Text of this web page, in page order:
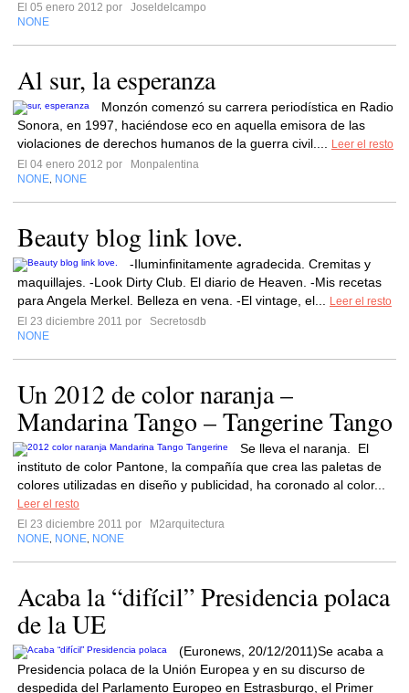
El 05 enero 2012 por
Joseldelcampo
NONE
Al sur, la esperanza
Monzón comenzó su carrera periodística en Radio
Sonora, en 1997, haciéndose eco en aquella emisora de las
violaciones de derechos humanos de la guerra civil....
Leer el resto
El 04 enero 2012 por
Monpalentina
NONE NONE
Beauty blog link love.
-Iluminfinitamente agradecida. Cremitas y
maquillajes. -Look Dirty Club. El diario de Heaven. -Mis recetas
para Angela Merkel. Belleza en vena. -El vintage, el...
Leer el resto
El 23 diciembre 2011 por
Secretosdb
NONE
Un 2012 de color naranja –
Mandarina Tango – Tangerine Tango
Se lleva el naranja. El
instituto de color Pantone, la compañía que crea las paletas de
colores utilizadas en diseño y publicidad, ha coronado al color...
Leer el resto
El 23 diciembre 2011 por
M2arquitectura
NONE NONE NONE
Acaba la “difícil” Presidencia polaca
de la UE
(Euronews, 20/12/2011)Se acaba a
Presidencia polaca de la Unión Europea y en su discurso de
despedida del Parlamento Europeo en Estrasburgo, el Primer